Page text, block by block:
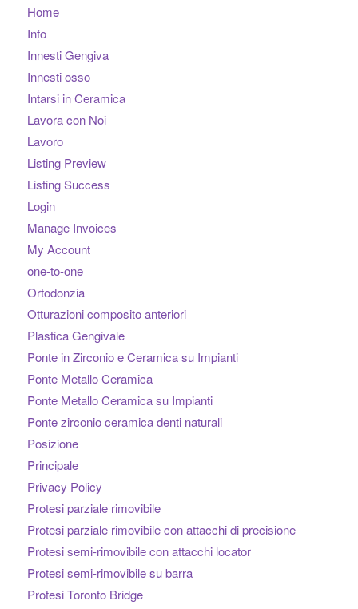
Home
Info
Innesti Gengiva
Innesti osso
Intarsi in Ceramica
Lavora con Noi
Lavoro
Listing Preview
Listing Success
Login
Manage Invoices
My Account
one-to-one
Ortodonzia
Otturazioni composito anteriori
Plastica Gengivale
Ponte in Zirconio e Ceramica su Impianti
Ponte Metallo Ceramica
Ponte Metallo Ceramica su Impianti
Ponte zirconio ceramica denti naturali
Posizione
Principale
Privacy Policy
Protesi parziale rimovibile
Protesi parziale rimovibile con attacchi di precisione
Protesi semi-rimovibile con attacchi locator
Protesi semi-rimovibile su barra
Protesi Toronto Bridge